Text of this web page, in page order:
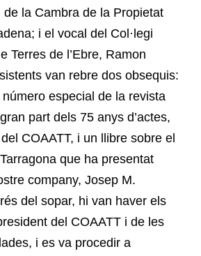
la Cambra de la Propietat
i el vocal del Col·legi
Terres de l’Ebre, Ramon
van rebre dos obsequis:
especial de la revista
part dels 75 anys d’actes,
COAATT, i un llibre sobre el
que ha presentat
company, Josep M.
del sopar, hi van haver els
del COAATT i de les
i es va procedir a